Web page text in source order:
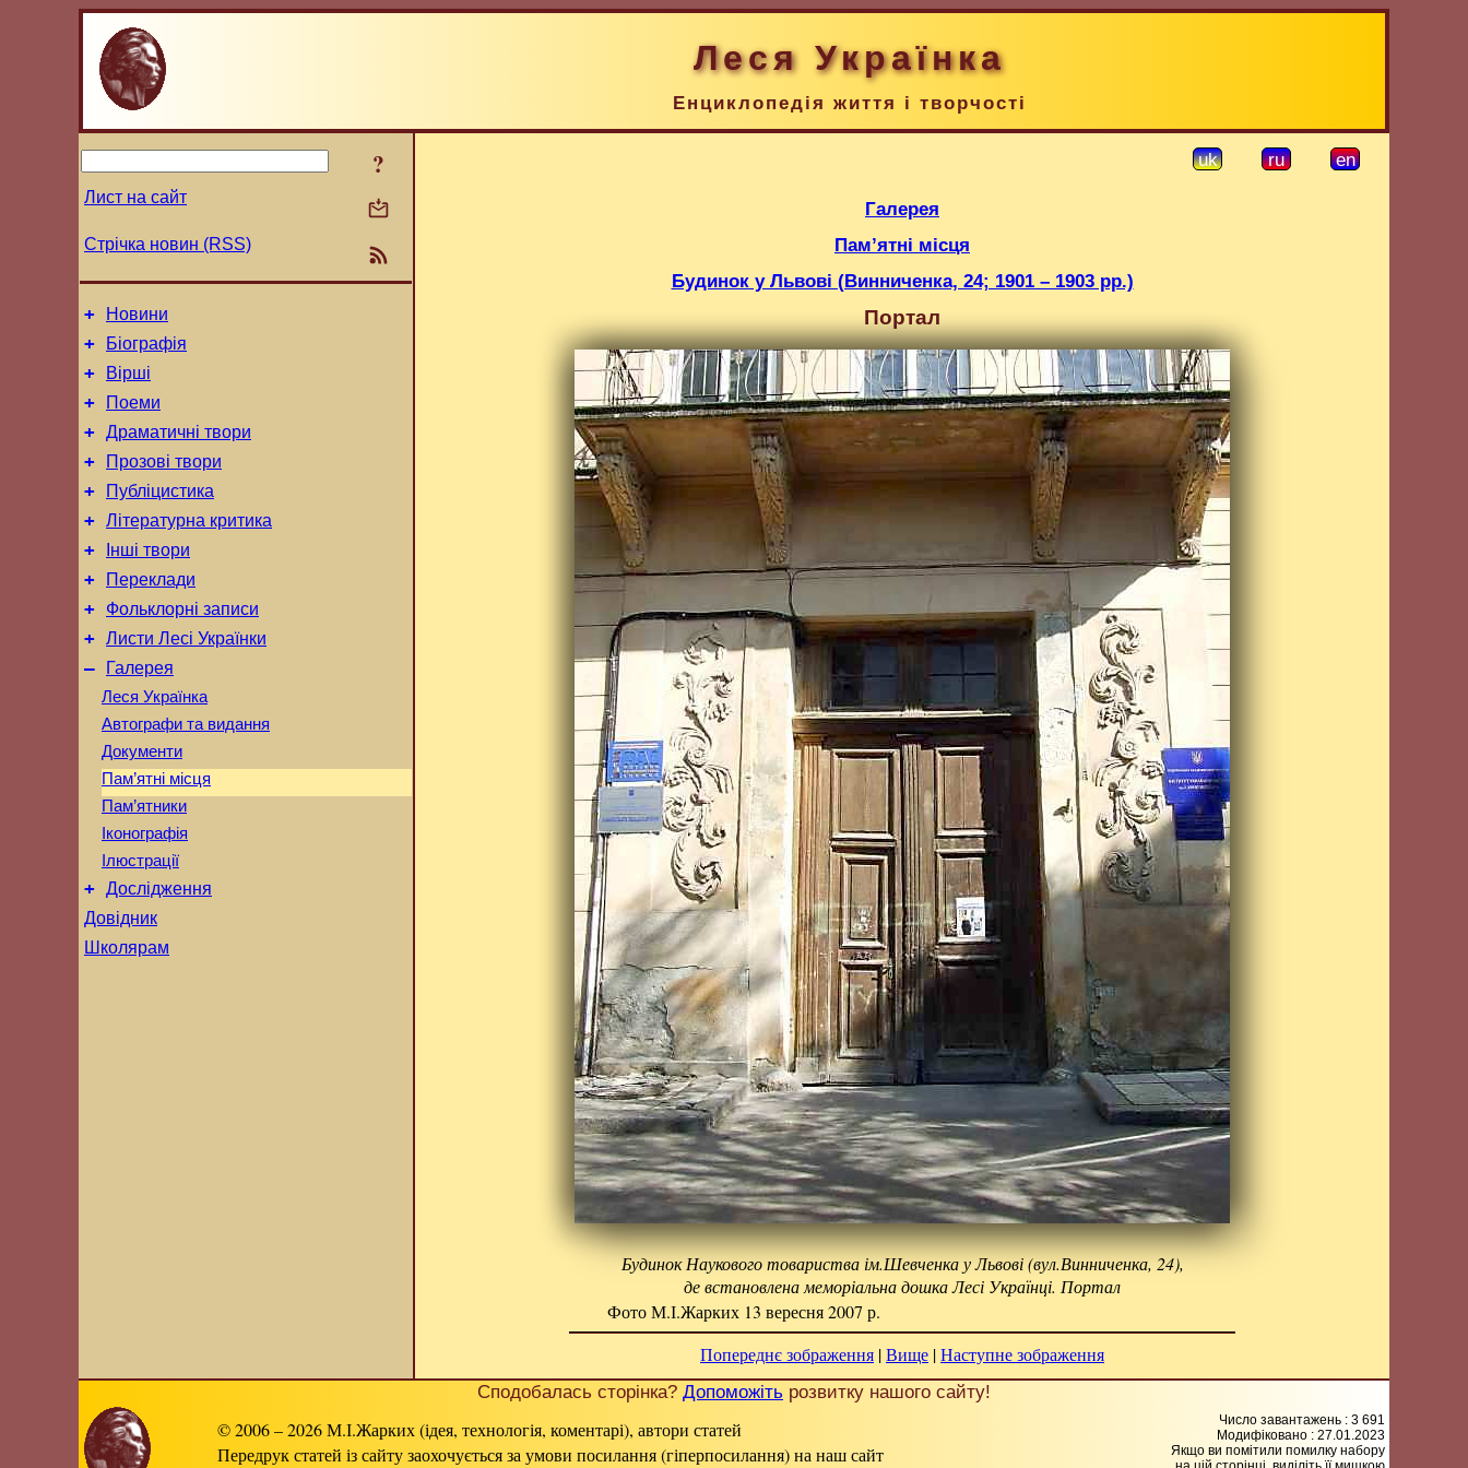
Леся Українка
Енциклопедія життя і творчості
?
Лист на сайт
Стрічка новин (RSS)
+ Новини
+ Біографія
+ Вірші
+ Поеми
+ Драматичні твори
+ Прозові твори
+ Публіцистика
+ Літературна критика
+ Інші твори
+ Переклади
+ Фольклорні записи
+ Листи Лесі Українки
– Галерея
Леся Українка
Автографи та видання
Документи
Пам’ятні місця
Пам’ятники
Іконографія
Ілюстрації
+ Дослідження
Довідник
Школярам
uk ru en
Галерея
Пам’ятні місця
Будинок у Львові (Винниченка, 24; 1901 – 1903 рр.)
Портал
Будинок Наукового товариства ім.Шевченка у Львові (вул.Винниченка, 24),
де встановлена меморіальна дошка Лесі Українці. Портал
Фото М.І.Жарких 13 вересня 2007 р.
Попереднє зображення |Вище |Наступне зображення
Сподобалась сторінка? Допоможіть розвитку нашого сайту!
© 2006 – 2026 М.І.Жарких (ідея, технологія, коментарі), автори статей
Передрук статей із сайту заохочується за умови посилання (гіперпосилання) на наш сайт
Число завантажень : 3 691
Модифіковано : 27.01.2023
Якщо ви помітили помилку набору